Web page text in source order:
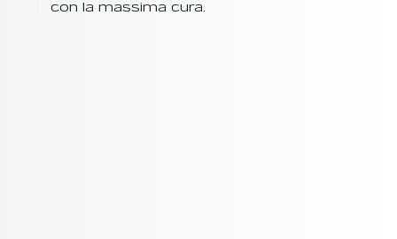
con la massima cura.